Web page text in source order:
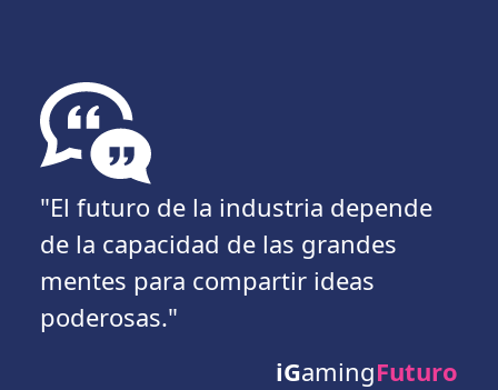
"El futuro de la industria depende
de la capacidad de las grandes
mentes para compartir ideas
poderosas."
iGamingFuturo